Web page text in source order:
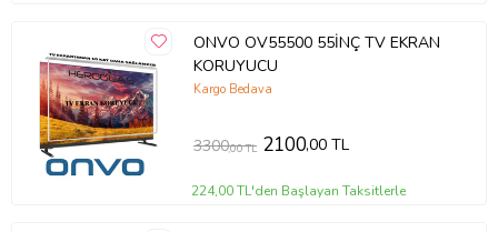
ONVO OV55500 55İNÇ TV EKRAN
KORUYUCU
Kargo Bedava
3300,00 TL 2100,00 TL
224,00 TL'den Başlayan Taksitlerle